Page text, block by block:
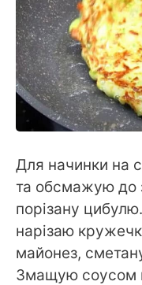
Для начинки на
та обсмажую до
порізану
нарізаю
майонез,
Змащую соусом